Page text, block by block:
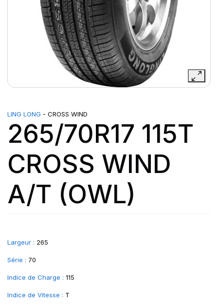
LING LONG - CROSS WIND
265/70R17 115T
CROSS WIND
A/T (OWL)
Largeur : 265
Série : 70
Indice de Charge : 115
Indice de Vitesse : T